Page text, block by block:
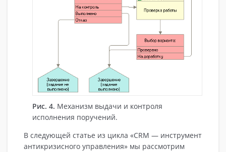
Рис. 4. Механизм выдачи и контроля
исполнения поручений.
В следующей статье из цикла «CRM — инструмент
антикризисного управления» мы рассмотрим